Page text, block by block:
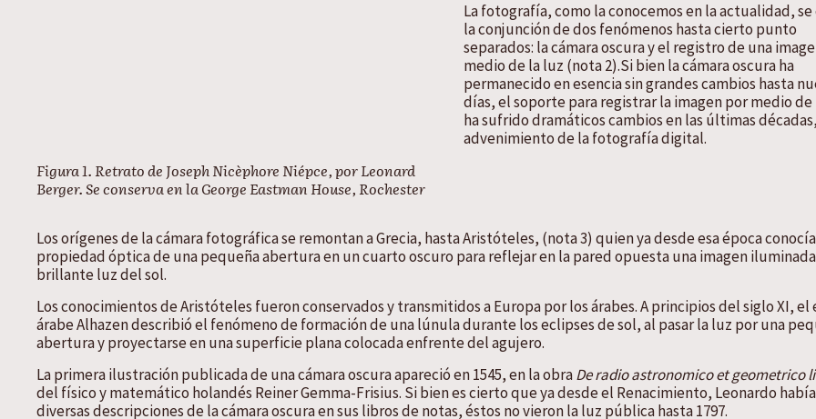
La fotografía, como la conocemos en la actualidad, se
la conjunción de dos fenómenos hasta cierto punto
separados: la cámara oscura y el registro de una
medio de la luz (nota 2).Si bien la cámara oscura ha
permanecido en esencia sin grandes cambios hasta
días, el soporte para registrar la imagen por medio de
ha sufrido dramáticos cambios en las últimas
advenimiento de la fotografía digital.
Figura 1. Retrato de JosephNicèphore Niépce, por Leonard
Berger. Se conserva en la George Eastman House, Rochester
Los orígenes de la cámara fotográfica se remontan a Grecia, hasta Aristóteles, (nota 3) quien ya desde esa época
propiedad óptica de una pequeña abertura en un cuarto oscuro para reflejar en la pared opuesta una imagen
brillante luz del sol.
Los conocimientos de Aristóteles fueron conservados y transmitidos a Europa por los árabes. A principios del siglo XI,
árabe Alhazen describió el fenómeno de formación de una lúnula durante los eclipses de sol, al pasar la luz por una
abertura y proyectarse en una superficie plana colocada enfrente del agujero.
La primera ilustración publicada de una cámara oscura apareció en 1545, en la obraDe radio astronomico et geometrico
del físico y matemático holandés Reiner Gemma-Frisius. Si bien es cierto que ya desde el Renacimiento, Leonardo
diversas descripciones de la cámara oscura en sus libros de notas, éstos no vieron la luz pública hasta 1797.